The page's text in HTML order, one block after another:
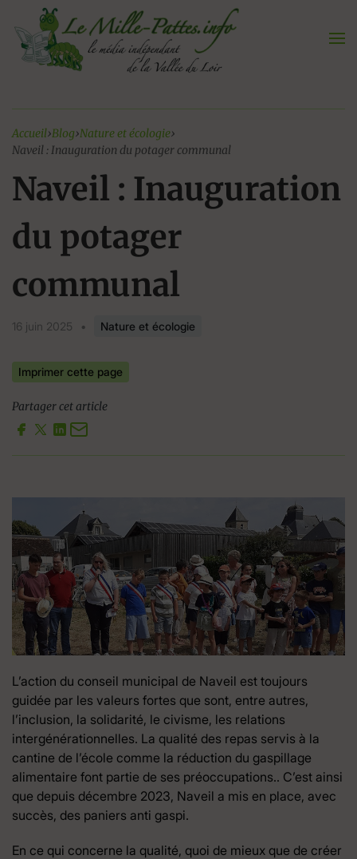
contenu
Accueil›Blog›Nature et écologie›
Naveil : Inauguration du potager communal
Naveil : Inauguration
du potager
communal
16 juin 2025 • Nature et écologie
Imprimer cette page
Partager cet article
L’action du conseil municipal de Naveil est toujours
guidée par les valeurs fortes que sont, entre autres,
l’inclusion, la solidarité, le civisme, les relations
intergénérationnelles. La qualité des repas servis à la
cantine de l’école comme la réduction du gaspillage
alimentaire font partie de ses préoccupations.. C’est ainsi
que depuis décembre 2023, Naveil a mis en place, avec
succès, des paniers anti gaspi.
En ce qui concerne la qualité, quoi de mieux que de créer